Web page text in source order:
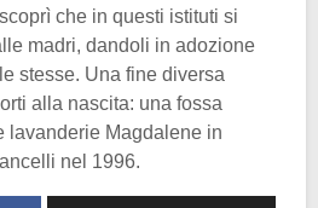
che in questi istituti si
madri, dandoli in adozione
stesse. Una fine diversa
alla nascita: una fossa
lavanderie Magdalene in
nel 1996.